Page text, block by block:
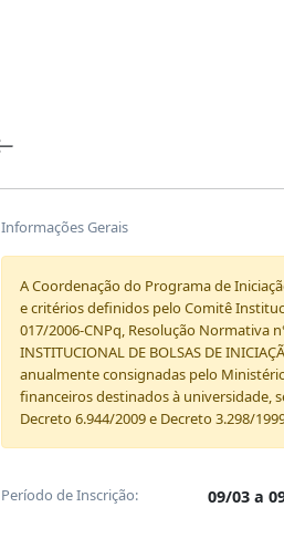
Informações Gerais
A Coordenação do Programa de
e critérios definidos pelo Comitê
017/2006-CNPq, Resolução Normativa
INSTITUCIONAL DE BOLSAS DE
anualmente consignadas pelo
financeiros destinados à universidade,
Decreto 6.944/2009 e Decreto 3.298/
Período de Inscrição: 09/03 a